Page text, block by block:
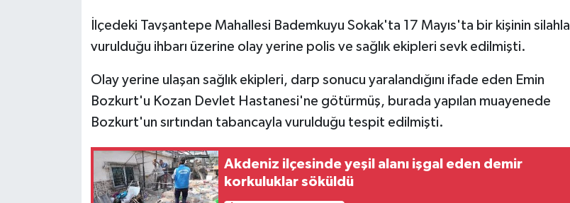
İlçedeki Tavşantepe Mahallesi Bademkuyu Sokak'ta 17 Mayıs'ta bir kişinin silahla
vurulduğu ihbarı üzerine olay yerine polis ve sağlık ekipleri sevk edilmişti.
Olay yerine ulaşan sağlık ekipleri, darp sonucu yaralandığını ifade eden Emin
Bozkurt'u Kozan Devlet Hastanesi'ne götürmüş, burada yapılan muayenede
Bozkurt'un sırtından tabancayla vurulduğu tespit edilmişti.
Akdeniz ilçesinde yeşil alanı işgal eden demir
korkuluklar söküldü